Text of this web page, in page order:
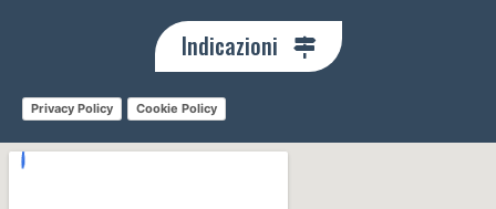
Indicazioni
Privacy Policy Cookie Policy